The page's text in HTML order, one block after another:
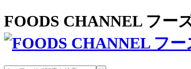
FOODS CHANNEL フー